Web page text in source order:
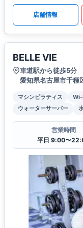
店舗情報
BELLE VIE
車道駅から徒歩5分
愛知県名古屋市千
マシンピラティス
ウォーターサーバー
営業時間
平日 9:00〜